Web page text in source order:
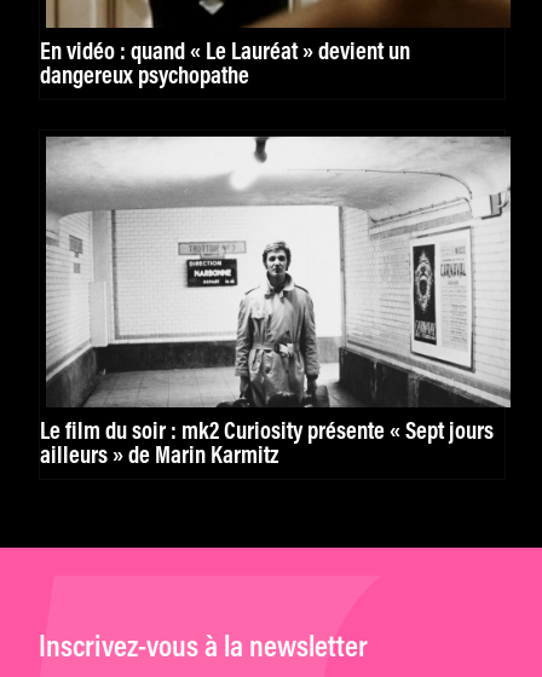
En vidéo : quand « Le Lauréat » devient un
dangereux psychopathe
Le film du soir : mk2 Curiosity présente « Sept jours
ailleurs » de Marin Karmitz
Inscrivez-vous à la newsletter